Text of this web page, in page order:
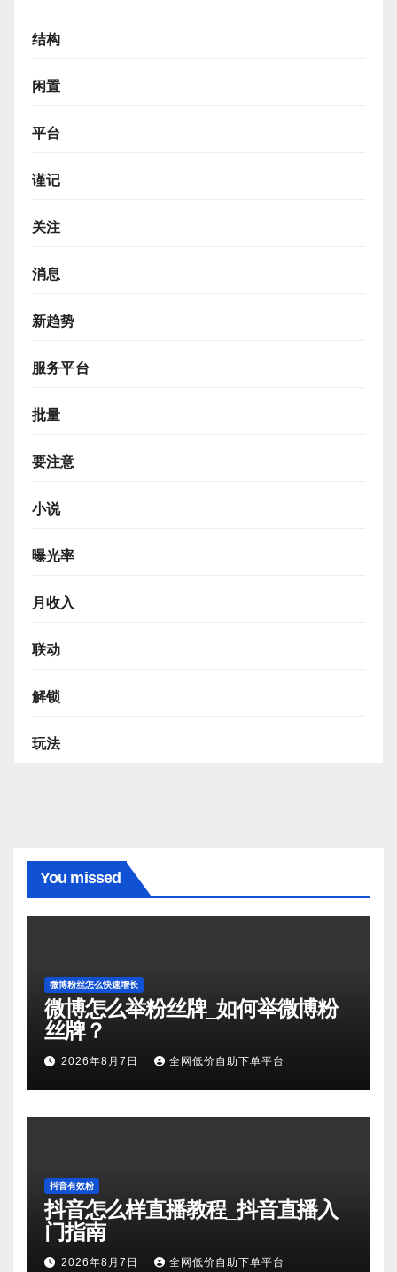
结构
闲置
平台
谨记
关注
消息
新趋势
服务平台
批量
要注意
小说
曝光率
月收入
联动
解锁
玩法
You missed
微博粉丝怎么快速增长
微博怎么举粉丝牌_如何举微博粉
丝牌？
2026年8月7日 全网低价自助下单平台
抖音有效粉
抖音怎么样直播教程_抖音直播入
门指南
2026年8月7日 全网低价自助下单平台